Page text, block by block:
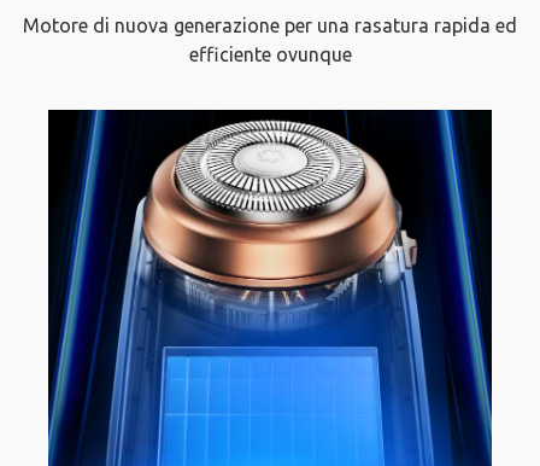
Motore di nuova generazione per una rasatura rapida ed
efficiente ovunque